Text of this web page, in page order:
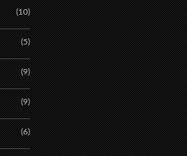
(10)
(5)
(9)
(9)
(6)